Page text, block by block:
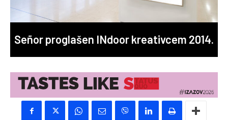
Señor proglašen INdoor kreativcem 2014.